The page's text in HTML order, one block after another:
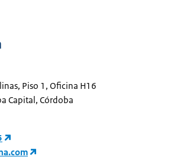
Piso 1, Oficina H16
Capital, Córdoba